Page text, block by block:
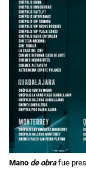
Mano de obrafue